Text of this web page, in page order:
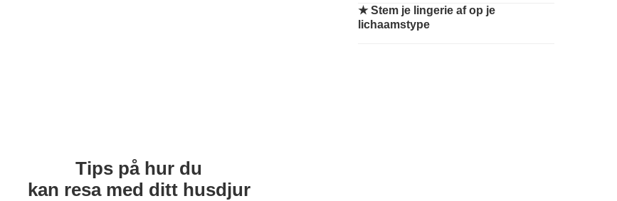
Tips på hur du
kan resa med ditt husdjur
★Stem je lingerie af op je
lichaamstype